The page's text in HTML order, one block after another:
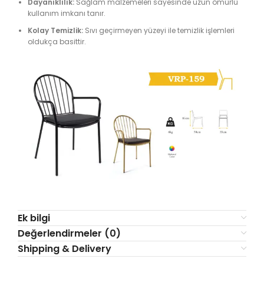
Dayanıklılık: Sağlam malzemeleri sayesinde uzun ömürlü
kullanım imkanı tanır.
Kolay Temizlik: Sıvı geçirmeyen yüzeyi ile temizlik işlemleri
oldukça basittir.
Ek bilgi
Değerlendirmeler (0)
Shipping & Delivery